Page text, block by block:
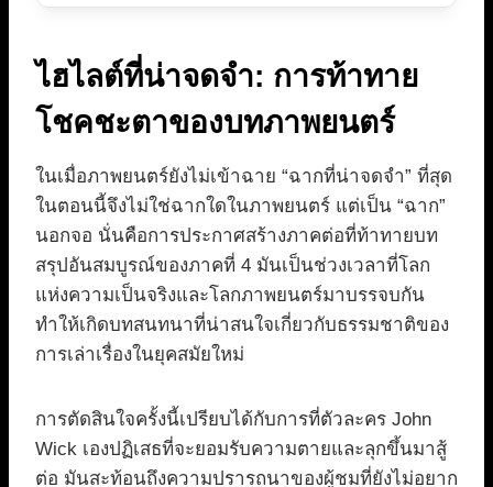
ไฮไลต์ที่น่าจดจำ: การท้าทาย
โชคชะตาของบทภาพยนตร์
ในเมื่อภาพยนตร์ยังไม่เข้าฉาย “ฉากที่น่าจดจำ” ที่สุด
ในตอนนี้จึงไม่ใช่ฉากใดในภาพยนตร์ แต่เป็น “ฉาก”
นอกจอ นั่นคือการประกาศสร้างภาคต่อที่ท้าทายบท
สรุปอันสมบูรณ์ของภาคที่ 4 มันเป็นช่วงเวลาที่โลก
แห่งความเป็นจริงและโลกภาพยนตร์มาบรรจบกัน
ทำให้เกิดบทสนทนาที่น่าสนใจเกี่ยวกับธรรมชาติของ
การเล่าเรื่องในยุคสมัยใหม่
การตัดสินใจครั้งนี้เปรียบได้กับการที่ตัวละคร John
Wick เองปฏิเสธที่จะยอมรับความตายและลุกขึ้นมาสู้
ต่อ มันสะท้อนถึงความปรารถนาของผู้ชมที่ยังไม่อยาก